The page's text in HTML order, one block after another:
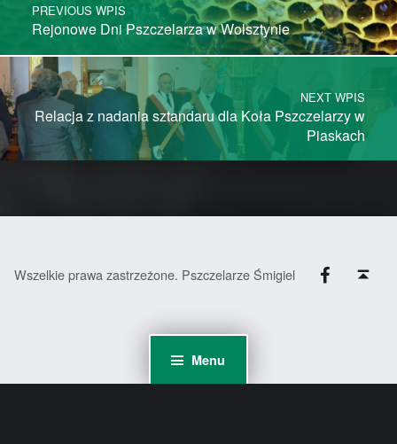
Menu
PREVIOUS WPIS
Rejonowe Dni Pszczelarza w Wolsztynie
NEXT WPIS
Relacja z nadania sztandaru dla Koła Pszczelarzy w
Piaskach
Wszelkie prawa zastrzeżone. Pszczelarze Śmigiel